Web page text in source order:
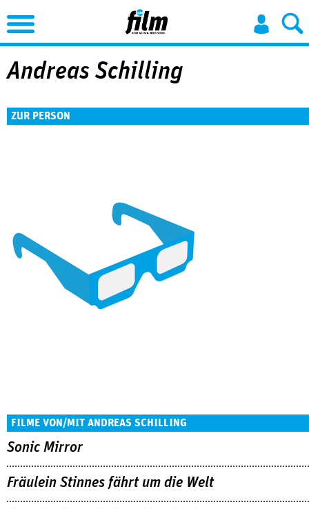
Jump to Navigation
Andreas Schilling
ZUR PERSON
FILME VON/MIT ANDREAS SCHILLING
Sonic Mirror
Fräulein Stinnes fährt um die Welt